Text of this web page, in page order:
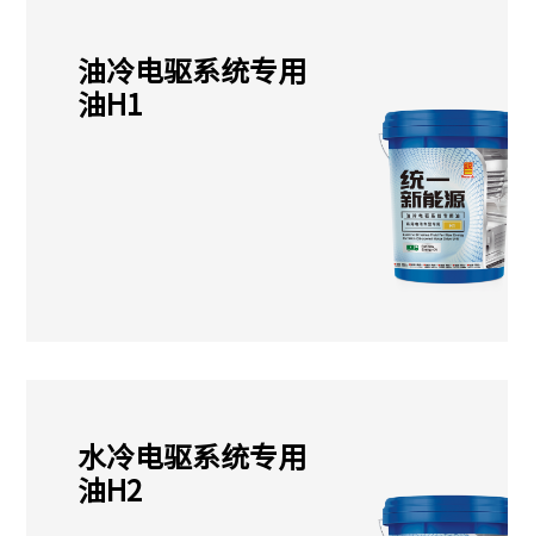
油冷电驱系统专用
油H1
水冷电驱系统专用
油H2